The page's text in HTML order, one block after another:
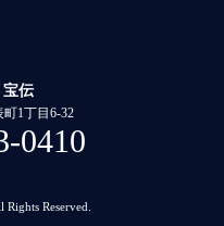
伝
1丁目6-32
0410
Reserved.